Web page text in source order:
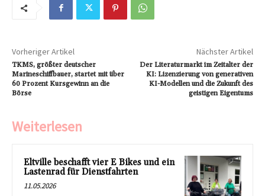
Vorheriger Artikel
TKMS, größter deutscher
Marineschiffbauer, startet mit über
60 Prozent Kursgewinn an die
Börse
Nächster Artikel
Der Literaturmarkt im Zeitalter der
KI: Lizenzierung von generativen
KI-Modellen und die Zukunft des
geistigen Eigentums
Weiterlesen
Eltville beschafft vier E Bikes und ein
Lastenrad für Dienstfahrten
11.05.2026